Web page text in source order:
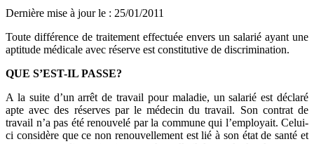
Dernière mise à jour le : 25/01/2011
Toute différence de traitement effectuée envers un salarié ayant une
aptitude médicale avec réserve est constitutive de discrimination.
QUE S’EST-IL PASSE?
A la suite d’un arrêt de travail pour maladie, un salarié est déclaré
apte avec des réserves par le médecin du travail. Son contrat de
travail n’a pas été renouvelé par la commune qui l’employait. Celui-
ci considère que ce non renouvellement est lié à son état de santé et